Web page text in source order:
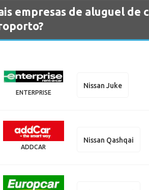
empresas de aluguel de
ENTERPRISE
Nissan Juke
ADDCAR
Nissan Qashqai